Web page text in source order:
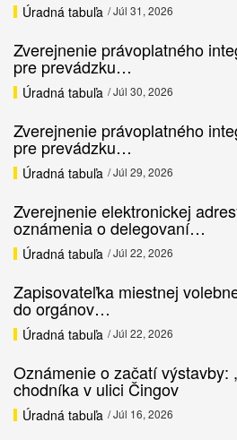
Úradná tabuľa / Júl 31, 2026
Zverejnenie právoplatného
pre prevádzku…
Úradná tabuľa / Júl 30, 2026
Zverejnenie právoplatného
pre prevádzku…
Úradná tabuľa / Júl 29, 2026
Zverejnenie elektronickej
oznámenia o delegovaní…
Úradná tabuľa / Júl 22, 2026
Zapisovateľka miestnej
do orgánov…
Úradná tabuľa / Júl 22, 2026
Oznámenie o začatí výstavby:
chodníka v ulici Čingov
Úradná tabuľa / Júl 16, 2026